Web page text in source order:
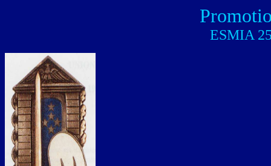
ESMIA